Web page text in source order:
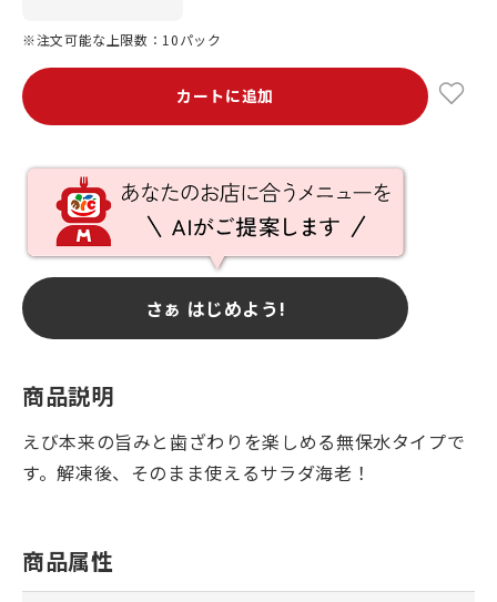
※注文可能な上限数：10パック
カートに追加
さぁ はじめよう!
商品説明
えび本来の旨みと歯ざわりを楽しめる無保水タイプで
す。解凍後、そのまま使えるサラダ海老！
商品属性